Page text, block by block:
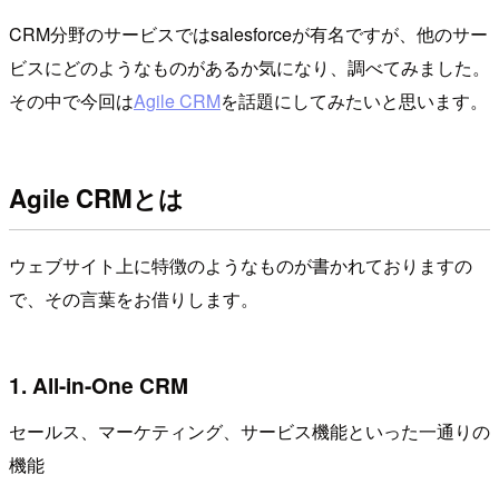
CRM分野のサービスではsalesforceが有名ですが、他のサー
ビスにどのようなものがあるか気になり、調べてみました。
その中で今回はAgile CRMを話題にしてみたいと思います。
Agile CRMとは
ウェブサイト上に特徴のようなものが書かれておりますの
で、その言葉をお借りします。
1. All-in-One CRM
セールス、マーケティング、サービス機能といった一通りの
機能